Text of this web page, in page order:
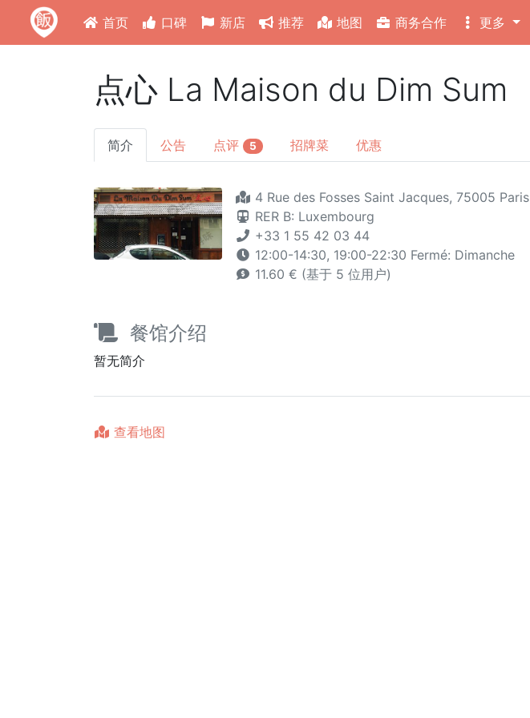
首页 口碑 新店 推荐 地图 商务合作 更多
点心 La Maison du Dim Sum
简介 公告 点评 5 招牌菜 优惠
4 Rue des Fosses Saint Jacques, 75005 Paris
RER B: Luxembourg
+33 1 55 42 03 44
12:00-14:30, 19:00-22:30 Fermé: Dimanche
11.60 € (基于 5 位用户)
餐馆介绍
暂无简介
查看地图